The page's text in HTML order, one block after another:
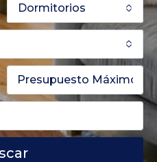
Dormitorios